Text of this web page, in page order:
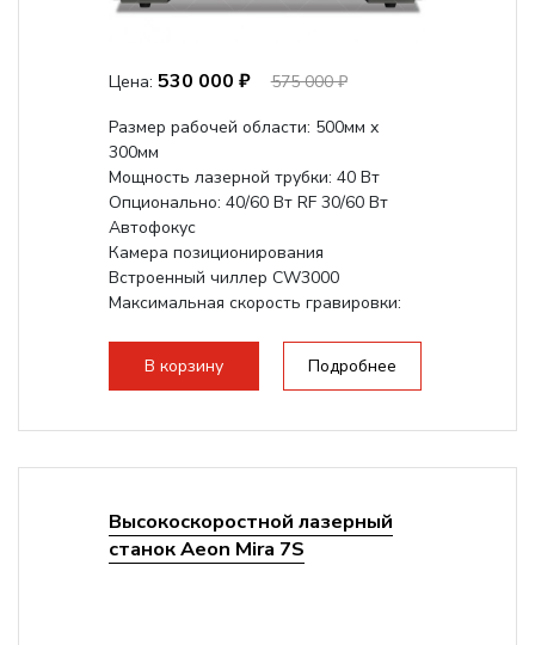
Цена: 530 000 ₽
575 000 ₽
Размер рабочей области: 500мм х
300мм
Мощность лазерной трубки: 40 Вт
Опционально: 40/60 Вт RF 30/60 Вт
Автофокус
Камера позиционирования
Встроенный чиллер CW3000
Максимальная скорость гравировки:
В корзину Подробнее
Высокоскоростной лазерный
станок Aeon Mira 7S